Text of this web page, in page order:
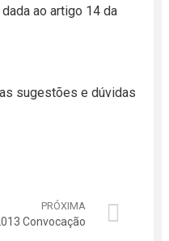
ao artigo 14 da
sugestões e dúvidas
PRÓXIMA
Convocação